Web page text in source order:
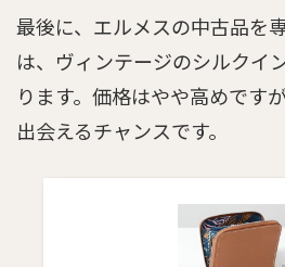
最後に、エルメスの中古品を
は、ヴィンテージのシルクイ
ります。価格はやや高めです
出会えるチャンスです。